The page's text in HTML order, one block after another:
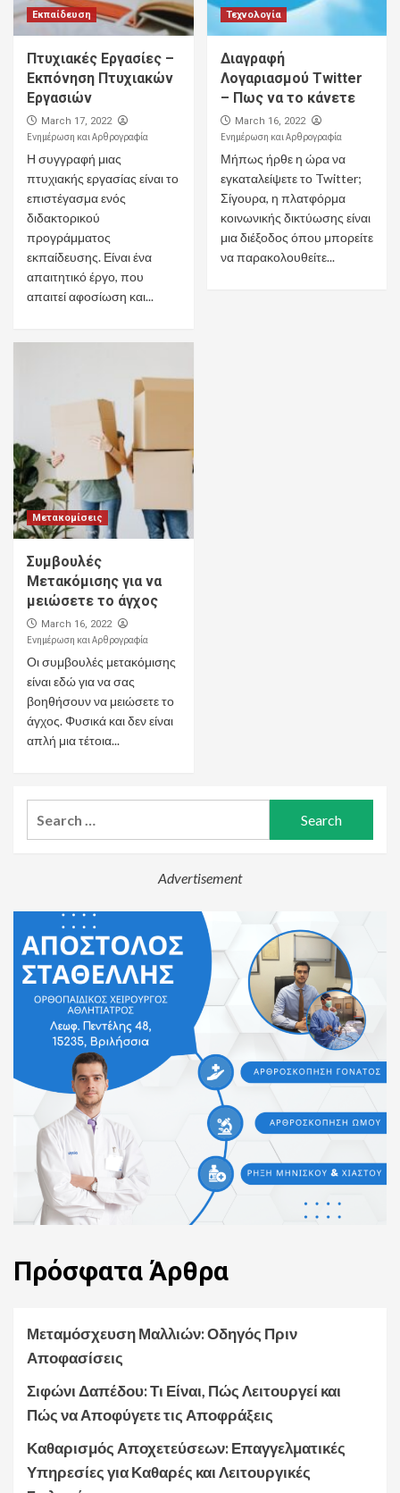
Εκπαίδευση
Πτυχιακές Εργασίες –
Εκπόνηση Πτυχιακών
Εργασιών
March 17, 2022
Ενημέρωση και Αρθρογραφία
Η συγγραφή μιας
πτυχιακής εργασίας είναι το
επιστέγασμα ενός
διδακτορικού
προγράμματος
εκπαίδευσης. Είναι ένα
απαιτητικό έργο, που
απαιτεί αφοσίωση και...
Τεχνολογία
Διαγραφή
Λογαριασμού Twitter
– Πως να το κάνετε
March 16, 2022
Ενημέρωση και Αρθρογραφία
Μήπως ήρθε η ώρα να
εγκαταλείψετε το Twitter;
Σίγουρα, η πλατφόρμα
κοινωνικής δικτύωσης είναι
μια διέξοδος όπου μπορείτε
να παρακολουθείτε...
Μετακομίσεις
Συμβουλές
Μετακόμισης για να
μειώσετε το άγχος
March 16, 2022
Ενημέρωση και Αρθρογραφία
Οι συμβουλές μετακόμισης
είναι εδώ για να σας
βοηθήσουν να μειώσετε το
άγχος. Φυσικά και δεν είναι
απλή μια τέτοια...
Advertisement
Πρόσφατα Άρθρα
Μεταμόσχευση Μαλλιών: Οδηγός Πριν
Αποφασίσεις
Σιφώνι Δαπέδου: Τι Είναι, Πώς Λειτουργεί και
Πώς να Αποφύγετε τις Αποφράξεις
Καθαρισμός Αποχετεύσεων: Επαγγελματικές
Υπηρεσίες για Καθαρές και Λειτουργικές